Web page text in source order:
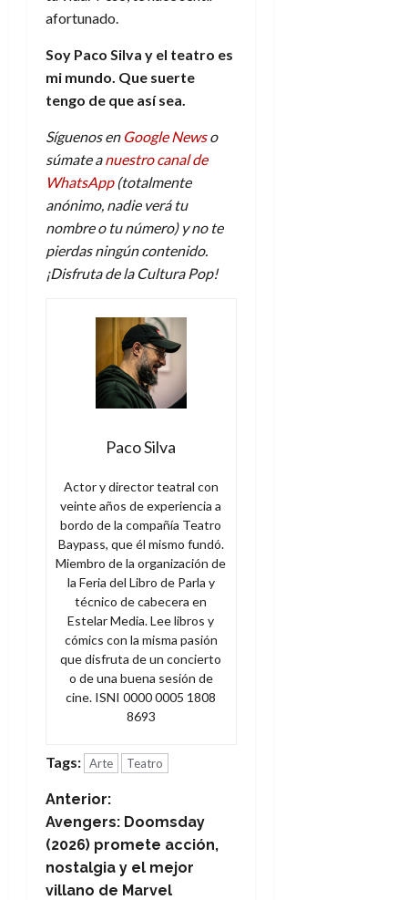
afortunado.
Soy Paco Silva y el teatro es
mi mundo. Que suerte
tengo de que así sea.
Síguenos en Google Newso
súmate anuestro canal de
WhatsApp(totalmente
anónimo, nadie verá tu
nombre o tu número) y no te
pierdas ningún contenido.
¡Disfruta de la Cultura Pop!
Paco Silva
Actor y director teatral con
veinte años de experiencia a
bordo de la compañía Teatro
Baypass, que él mismo fundó.
Miembro de la organización de
la Feria del Libro de Parla y
técnico de cabecera en
Estelar Media. Lee libros y
cómics con la misma pasión
que disfruta de un concierto
o de una buena sesión de
cine. ISNI 0000 0005 1808
8693
Tags: Arte Teatro
N
a
v
Anterior:
Avengers: Doomsday
(2026) promete acción,
nostalgia y el mejor
villano de Marvel